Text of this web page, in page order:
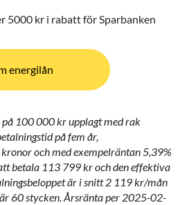
5000 kr i rabatt för Sparbanken
energilån
100 000 kr upplagt med rak
på fem år,
och med exempelräntan 5,39%
betala 113 799 kr och den effektiva
är i snitt 2 119 kr/mån
60 stycken. Årsränta per 2025-02-